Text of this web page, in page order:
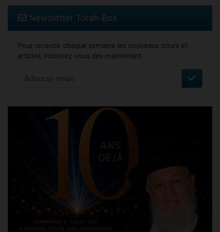
Newsletter Torah-Box
Pour recevoir chaque semaine les nouveaux cours et
articles, inscrivez-vous dès maintenant :